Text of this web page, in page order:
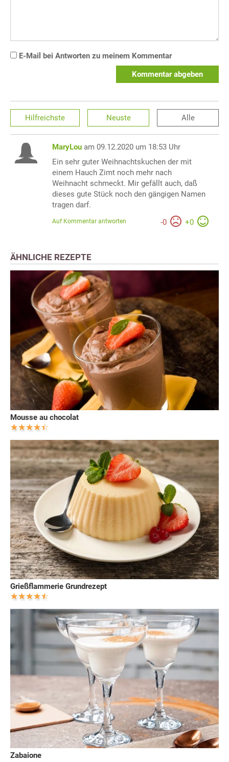
E-Mail bei Antworten zu meinem Kommentar
Kommentar abgeben
Hilfreichste Neuste Alle
MaryLou am 09.12.2020 um 18:53 Uhr
Ein sehr guter Weihnachtskuchen der mit
einem Hauch Zimt noch mehr nach
Weihnacht schmeckt. Mir gefällt auch, daß
dieses gute Stück noch den gängigen Namen
tragen darf.
-0 +0
Auf Kommentar antworten
ÄHNLICHE REZEPTE
Mousse au chocolat
Grießflammerie Grundrezept
Zabaione